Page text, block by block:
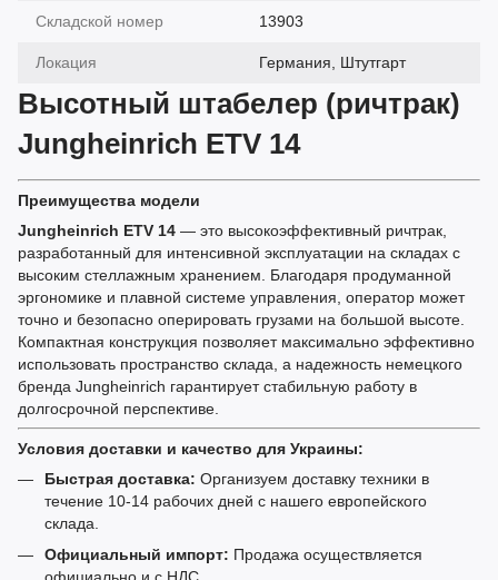
Складской номер 13903
Локация Германия, Штутгарт
Высотный штабелер (ричтрак)
Jungheinrich ETV 14
Преимущества модели
Jungheinrich ETV 14 — это высокоэффективный ричтрак,
разработанный для интенсивной эксплуатации на складах с
высоким стеллажным хранением. Благодаря продуманной
эргономике и плавной системе управления, оператор может
точно и безопасно оперировать грузами на большой высоте.
Компактная конструкция позволяет максимально эффективно
использовать пространство склада, а надежность немецкого
бренда Jungheinrich гарантирует стабильную работу в
долгосрочной перспективе.
Условия доставки и качество для Украины:
Быстрая доставка: Организуем доставку техники в
течение 10-14 рабочих дней с нашего европейского
склада.
Официальный импорт: Продажа осуществляется